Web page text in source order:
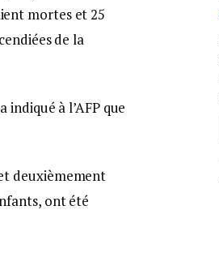
mortes et 25
de la
à l’AFP que
deuxièmement
ont été